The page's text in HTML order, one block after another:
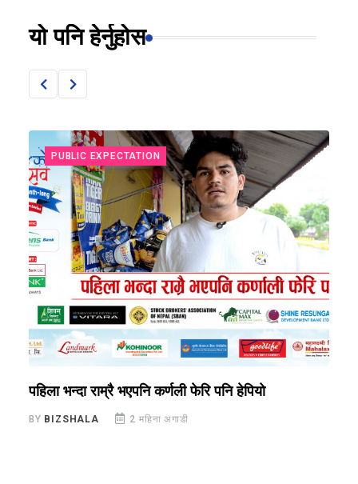
यो पनि हेर्नुहोस
PUBLIC EXPECTATION
पहिला भन्दा राम्रै भएपनि कर्णली फेरि पनि हेपियो
BY BIZSHALA 2 महिना अगाडी